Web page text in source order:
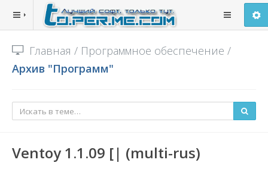
Главная / Программное обеспечение /
Архив "Программ"
Ventoy 1.1.09 [| (multi-rus)